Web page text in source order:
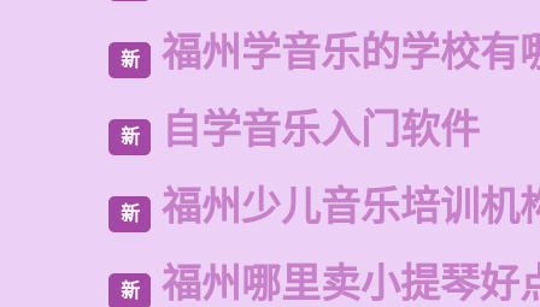
新 福州学音乐的学校有
新 自学音乐入门软件
新 福州少儿音乐培训机
新 福州哪里卖小提琴好